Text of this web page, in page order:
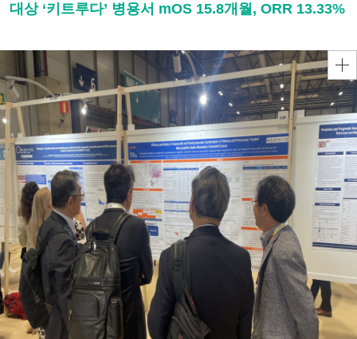
대상 ‘키트루다’ 병용서 mOS 15.8개월, ORR 13.33%